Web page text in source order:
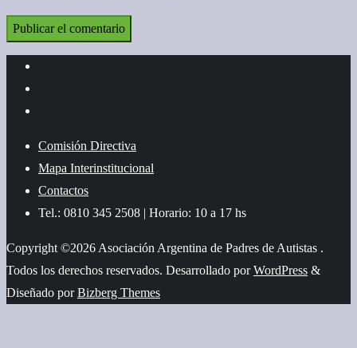
Comisión Directiva
Mapa Interinstitucional
Contactos
Tel.: 0810 345 2508 | Horario: 10 a 17 hs
Copyright ©2026 Asociación Argentina de Padres de Autistas .
Todos los derechos reservados. Desarrollado porWordPress &
Diseñado porBizberg Themes